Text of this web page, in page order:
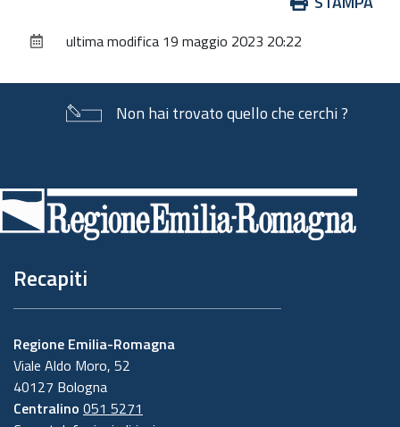
documentoultima modifica 19 maggio 2023 20:22
Non hai trovato quello che cerchi ?
di
pagina
Recapiti
Regione Emilia-Romagna
Viale Aldo Moro, 52
40127 Bologna
Centralino 051 5271